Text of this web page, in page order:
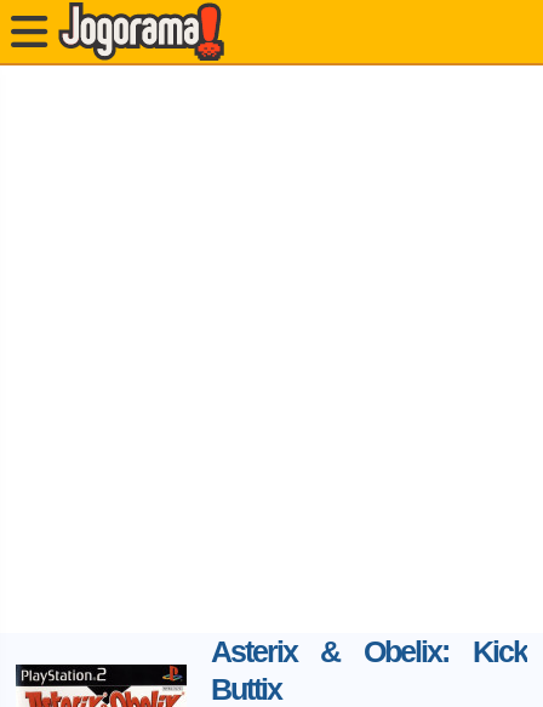
Asterix & Obelix: Kick
Buttix